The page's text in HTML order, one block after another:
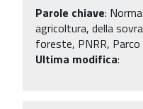
Parole chiave:
agricoltura, della
foreste, PNRR, Parco
Ultima modifica: